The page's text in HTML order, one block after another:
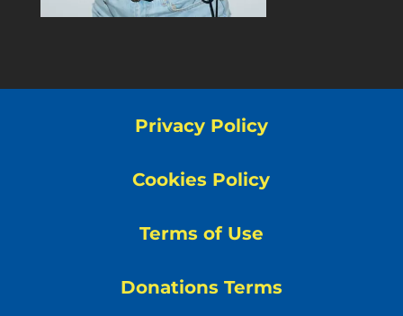
Privacy Policy
Cookies Policy
Terms of Use
Donations Terms